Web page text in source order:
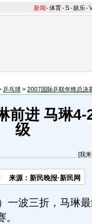
新闻 -体育-S-娱乐-
乒乓球 > 2007国际乒联年终总决
前进 马琳4-
级
[我
来源：新民晚报·新民网
波三折，马琳最